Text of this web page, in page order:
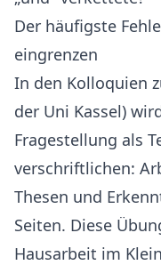
Der häufigste
eingrenzen
In den Kolloquien
der Uni Kassel)
Fragestellung als
verschriftlichen:
Thesen und
Seiten. Diese
Hausarbeit im